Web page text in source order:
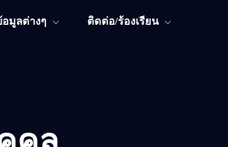
มูลต่างๆ ติดต่อ/ร้องเรียน